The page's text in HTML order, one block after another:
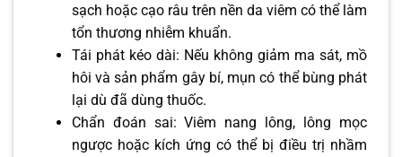
sạch hoặc cạo râu trên nền da viêm có thể làm
tổn thương nhiễm khuẩn.
Tái phát kéo dài: Nếu không giảm ma sát, mồ
hôi và sản phẩm gây bí, mụn có thể bùng phát
lại dù đã dùng thuốc.
Chẩn đoán sai: Viêm nang lông, lông mọc
ngược hoặc kích ứng có thể bị điều trị nhầm